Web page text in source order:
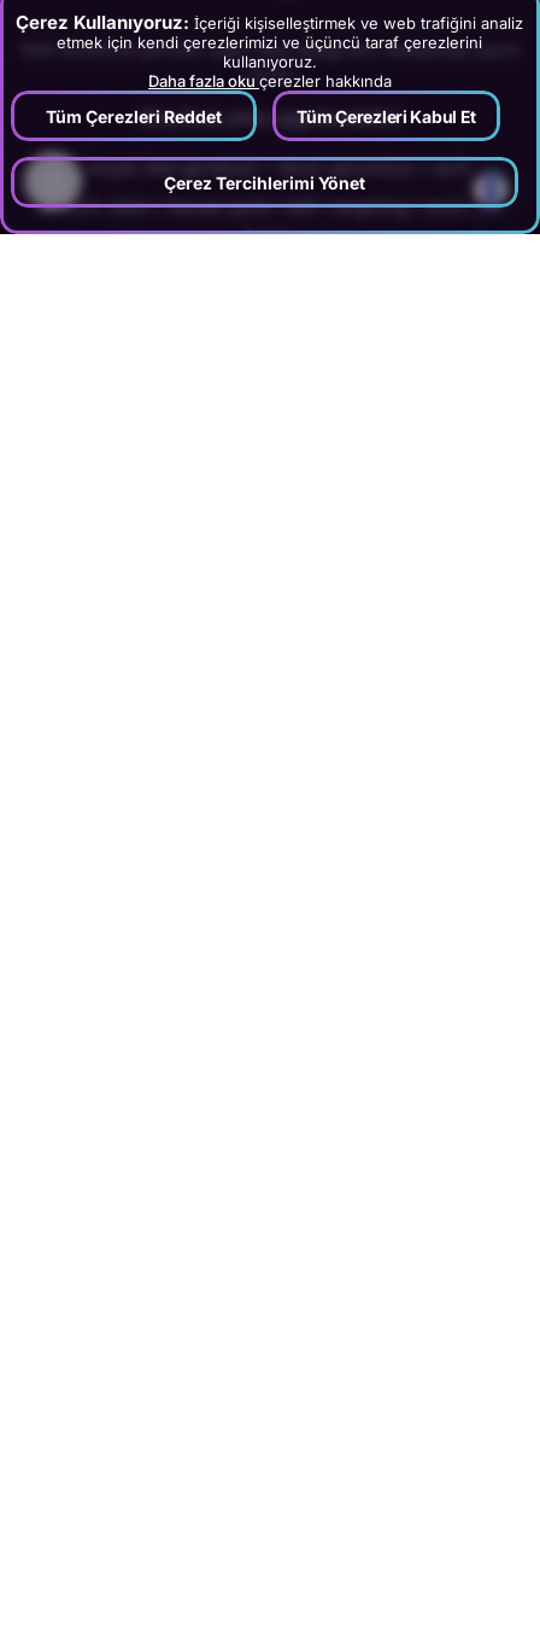
Çerez Kullanıyoruz: İçeriği kişiselleştirmek ve web trafiğini analiz
etmek için kendi çerezlerimizi ve üçüncü taraf çerezlerini
kullanıyoruz.
Daha fazla oku çerezler hakkında
Tüm Çerezleri Reddet Tüm Çerezleri Kabul Et
Çerez Tercihlerimi Yönet
Red-düzeltme-yeniden yayın akış diyagramı, kampanya uyum
süreci
Akış (kısa ama uygulanabilir):
Sinyal: Red gerekçesi + ekran görüntüsü + tarih
Sınıf: claim / hassas içerik / telif / targeting / landing /
hesap
?